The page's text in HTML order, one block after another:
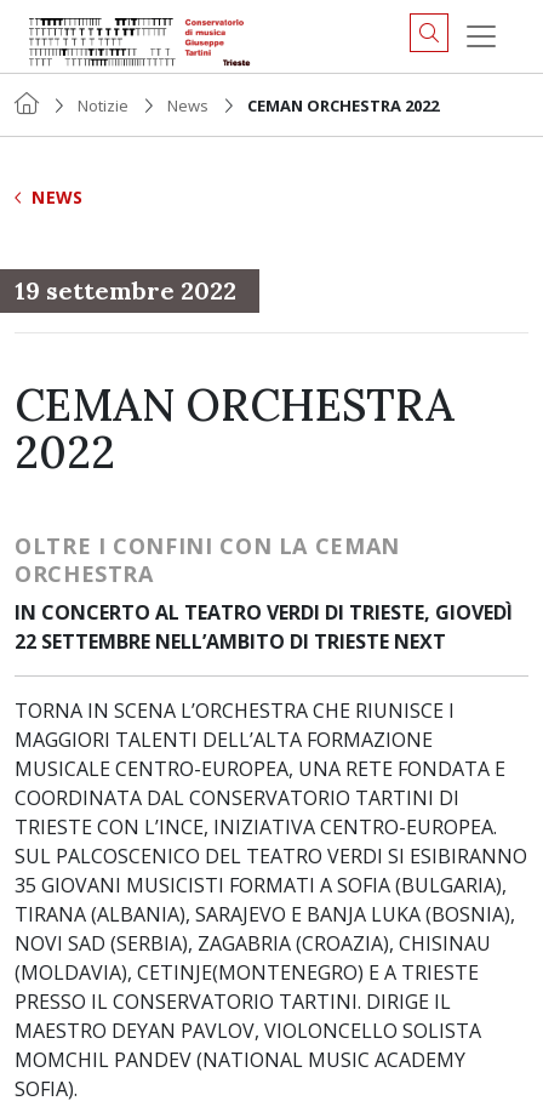
Notizie News CEMAN ORCHESTRA 2022
NEWS
19 settembre 2022
CEMAN ORCHESTRA
2022
OLTRE I CONFINI CON LA CEMAN
ORCHESTRA
IN CONCERTO AL TEATRO VERDI DI TRIESTE, GIOVEDÌ
22 SETTEMBRE NELL’AMBITO DI TRIESTE NEXT
TORNA IN SCENA L’ORCHESTRA CHE RIUNISCE I
MAGGIORI TALENTI DELL’ALTA FORMAZIONE
MUSICALE CENTRO-EUROPEA, UNA RETE FONDATA E
COORDINATA DAL CONSERVATORIO TARTINI DI
TRIESTE CON L’INCE, INIZIATIVA CENTRO-EUROPEA.
SUL PALCOSCENICO DEL TEATRO VERDI SI ESIBIRANNO
35 GIOVANI MUSICISTI FORMATI A SOFIA (BULGARIA),
TIRANA (ALBANIA), SARAJEVO E BANJA LUKA (BOSNIA),
NOVI SAD (SERBIA), ZAGABRIA (CROAZIA), CHISINAU
(MOLDAVIA), CETINJE(MONTENEGRO) E A TRIESTE
PRESSO IL CONSERVATORIO TARTINI. DIRIGE IL
MAESTRO DEYAN PAVLOV, VIOLONCELLO SOLISTA
MOMCHIL PANDEV (NATIONAL MUSIC ACADEMY
SOFIA).